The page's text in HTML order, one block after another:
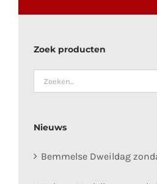
Zoek producten
Nieuws
Bemmelse Dweildag